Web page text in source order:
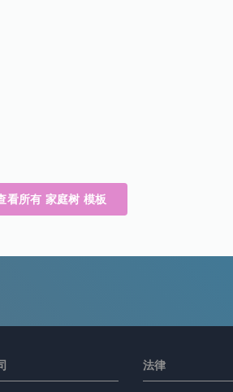
看所有 家庭树 模板
法律